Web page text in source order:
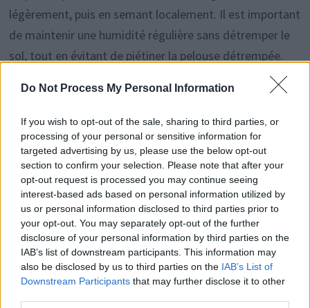
Do Not Process My Personal Information
If you wish to opt-out of the sale, sharing to third parties, or
processing of your personal or sensitive information for
targeted advertising by us, please use the below opt-out
section to confirm your selection. Please note that after your
opt-out request is processed you may continue seeing
interest-based ads based on personal information utilized by
us or personal information disclosed to third parties prior to
your opt-out. You may separately opt-out of the further
disclosure of your personal information by third parties on the
IAB’s list of downstream participants. This information may
also be disclosed by us to third parties on the IAB’s List of
Downstream Participants that may further disclose it to other
légèrement, puis en semant localement. Il est important
de maintenir une humidité régulière sans détremper le
sol, tout en évitant de piétiner la pelouse détrempée.
Reprendre la tonte avec une hauteur de coupe adaptée
permet aussi d’éviter le stress supplémentaire.
Navigation
de
l’article
PUBLICATION PRÉCÉDENTEPublication
précédente :
Éclairez votre jardin cet
été sans exploser votre
facture
PUBLICATION SUIVANTE
Maraîchers : découvrez
leur calendrier secret
pour des fraisiers
irrésistibles